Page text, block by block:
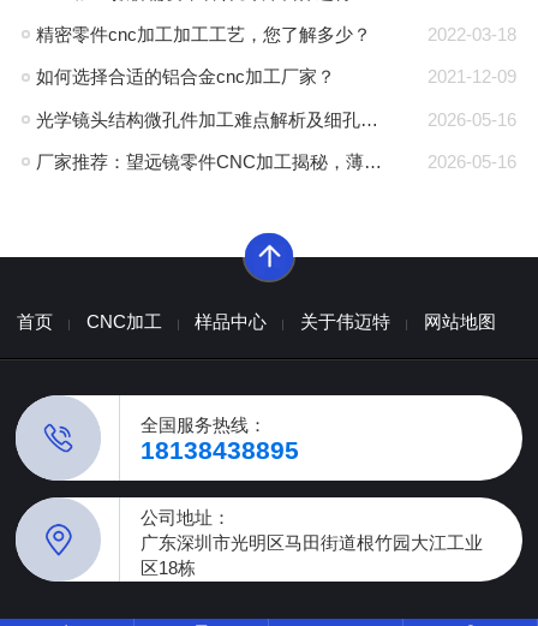
2022-03-18
精密零件cnc加工加工工艺，您了解多少？
2021-12-09
如何选择合适的铝合金cnc加工厂家？
2026-05-16
光学镜头结构微孔件加工难点解析及细孔CNC加工厂家推荐
2026-05-16
厂家推荐：望远镜零件CNC加工揭秘，薄壁铝管如何防止受压变形？
首页 CNC加工 样品中心 关于伟迈特 网站地图
全国服务热线：
18138438895
公司地址：
广东深圳市光明区马田街道根竹园大江工业
区18栋